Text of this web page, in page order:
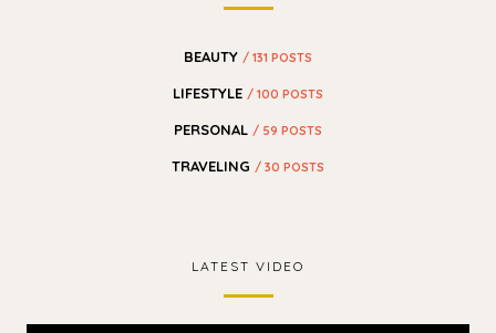
BEAUTY / 131 POSTS
LIFESTYLE / 100 POSTS
PERSONAL / 59 POSTS
TRAVELING / 30 POSTS
LATEST VIDEO